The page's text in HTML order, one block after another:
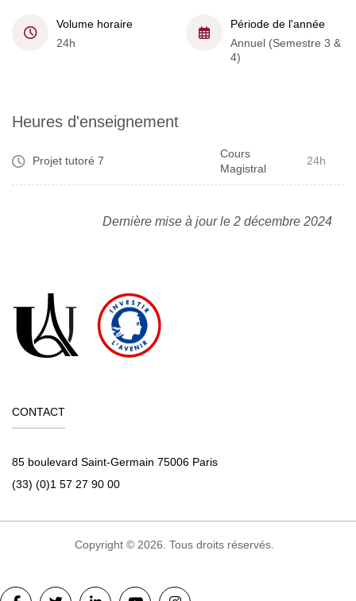
Volume horaire
24h
Période de l'année
Annuel (Semestre 3 &
4)
Heures d'enseignement
Projet tutoré 7
Cours
Magistral
24h
Dernière mise à jour le 2 décembre 2024
CONTACT
85 boulevard Saint-Germain 75006 Paris
(33) (0)1 57 27 90 00
Copyright © 2026. Tous droits réservés.